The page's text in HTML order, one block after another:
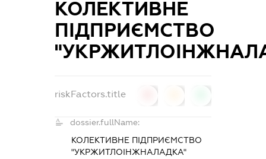
КОЛЕКТИВНЕ
ПІДПРИЄМСТВО
riskFactors.title
dossier.fullName:
КОЛЕКТИВНЕ ПІДПРИЄМСТВО
"УКРЖИТЛОІНЖНАЛАДКА"